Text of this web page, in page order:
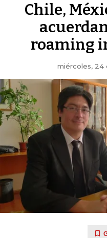
Chile,
roaming
miércoles, 24